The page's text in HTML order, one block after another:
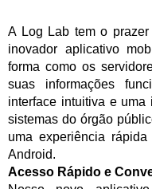
A Log Lab tem o
inovador aplicativo
forma como os
suas informações
interface intuitiva e uma
sistemas do órgão
uma experiência
Android.
Acesso Rápido e